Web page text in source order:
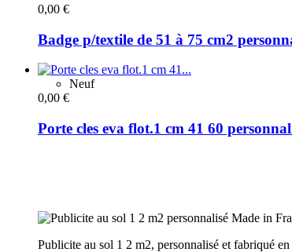
0,00 €
Badge p/textile de 51 à 75 cm2
Neuf
0,00 €
Porte cles eva flot.1 cm 41 60
Publicite au sol 1 2 m2, personnalisé et fabriqué